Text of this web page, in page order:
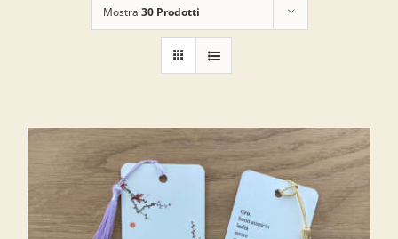
Mostra 30 Prodotti